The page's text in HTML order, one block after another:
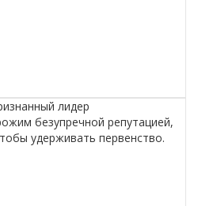
лидер
безупречной репутацией,
удерживать первенство.